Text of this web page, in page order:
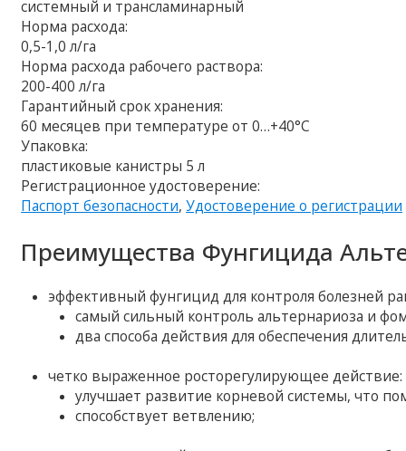
системный и трансламинарный
Норма расхода:
0,5-1,0 л/га
Норма расхода рабочего раствора:
200-400 л/га
Гарантийный срок хранения:
60 месяцев при температуре от 0…+40°C
Упаковка:
пластиковые канистры 5 л
Регистрационное удостоверение:
Паспорт безопасности,Удостоверение о регистрации
Преимущества Фунгицида
эффективный фунгицид для контроля болезней
самый сильный контроль альтернариоза и
два способа действия для обеспечения
четко выраженное росторегулирующее действие:
улучшает развитие корневой системы, что
способствует ветвлению;